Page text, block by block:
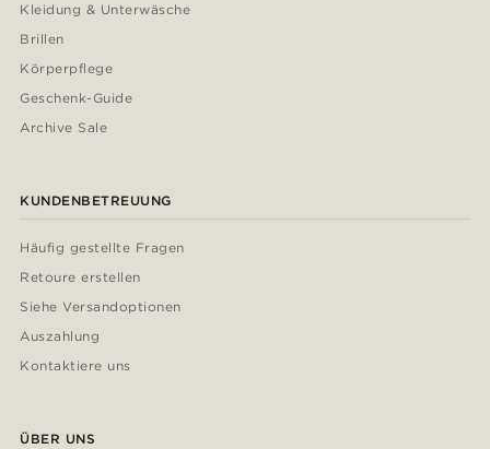
Kleidung & Unterwäsche
Brillen
Körperpflege
Geschenk-Guide
Archive Sale
KUNDENBETREUUNG
Häufig gestellte Fragen
Retoure erstellen
Siehe Versandoptionen
Auszahlung
Kontaktiere uns
ÜBER UNS